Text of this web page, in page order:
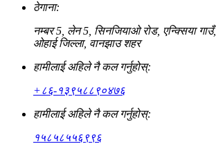
ठेगाना:
नम्बर 5, लेन 5, सिनजियाओ रोड, एन्क्सिया
ओहाई जिल्ला, वानझाउ शहर
हामीलाई अहिले नै कल गर्नुहोस्:
+८६-१३९५८८९०४७६
हामीलाई अहिले नै कल गर्नुहोस्:
१५८५८५५६९९६